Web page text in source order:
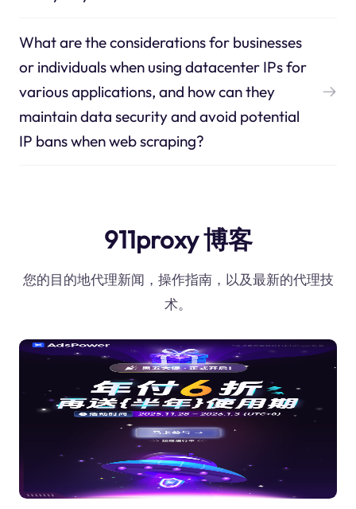
What are the considerations for businesses
or individuals when using datacenter IPs for
various applications, and how can they
maintain data security and avoid potential
IP bans when web scraping?
911proxy 博客
您的目的地代理新闻，操作指南，以及最新的代理技
术。